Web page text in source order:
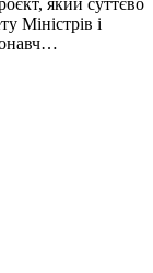
який суттєво
Міністрів і